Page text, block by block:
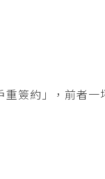
簽約」，前者